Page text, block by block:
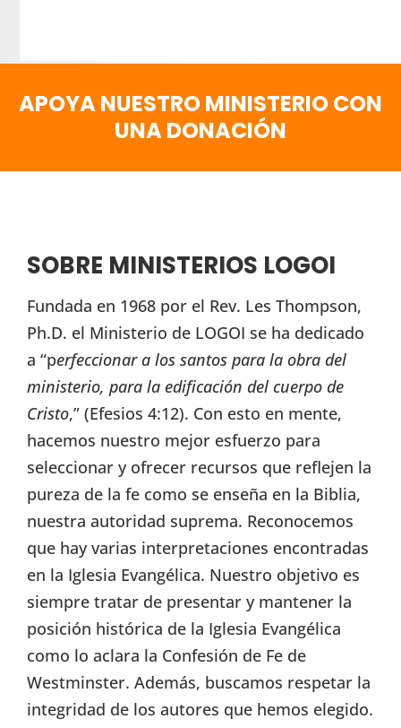
APOYA NUESTRO MINISTERIO CON
UNA DONACIÓN
SOBRE MINISTERIOS LOGOI
Fundada en 1968 por el Rev. Les Thompson,
Ph.D. el Ministerio de LOGOI se ha dedicado
a “perfeccionar a los santos para la obra del
ministerio, para la edificación del cuerpo de
Cristo,” (Efesios 4:12). Con esto en mente,
hacemos nuestro mejor esfuerzo para
seleccionar y ofrecer recursos que reflejen la
pureza de la fe como se enseña en la Biblia,
nuestra autoridad suprema. Reconocemos
que hay varias interpretaciones encontradas
en la Iglesia Evangélica. Nuestro objetivo es
siempre tratar de presentar y mantener la
posición histórica de la Iglesia Evangélica
como lo aclara la Confesión de Fe de
Westminster. Además, buscamos respetar la
integridad de los autores que hemos elegido.